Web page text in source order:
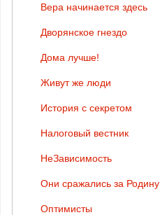
Вера начинается здесь
Дворянское гнездо
Дома лучше!
Живут же люди
История с секретом
Налоговый вестник
НеЗависимость
Они сражались за Родину
Оптимисты